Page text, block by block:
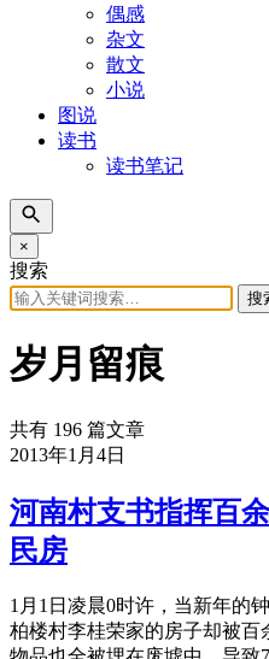
偶感
杂文
散文
小说
图说
读书
读书笔记
×
搜索
搜
岁月留痕
共有 196 篇文章
2013年1月4日
河南村支书指挥百
民房
1月1日凌晨0时许，当新年的
柏楼村李桂荣家的房子却被